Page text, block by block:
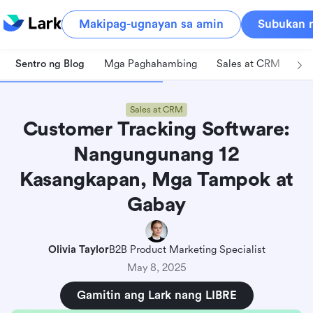
Makipag-ugnayan sa amin Subukan
Sentro ng Blog Mga Paghahambing Sales at CRM
Sales at CRM
Customer Tracking Software:
Nangungunang 12
Kasangkapan, Mga Tampok at
Gabay
Olivia TaylorB2B Product Marketing Specialist
May 8, 2025
Gamitin ang Lark nang LIBRE